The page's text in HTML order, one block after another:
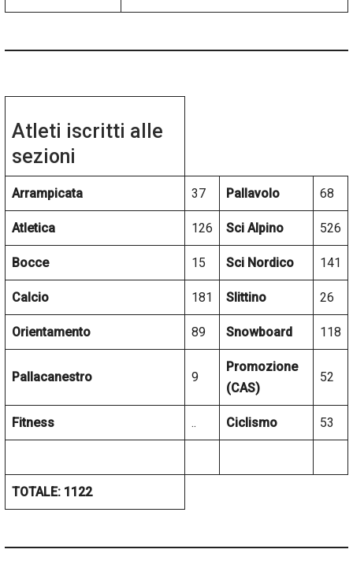
Atleti iscritti alle
sezioni
Arrampicata 37 Pallavolo 68
Atletica 126 Sci Alpino 526
Bocce 15 Sci Nordico 141
Calcio 181 Slittino 26
Orientamento 89 Snowboard 118
Pallacanestro 9
Promozione
(CAS)
52
Fitness .. Ciclismo 53
TOTALE: 1122